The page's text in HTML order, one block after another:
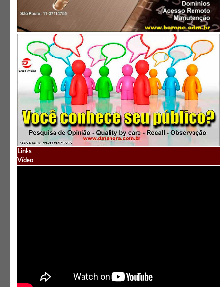
Links
Vídeo